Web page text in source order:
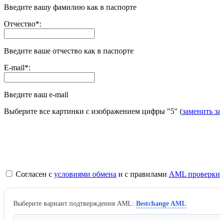
Введите вашу фамилию как в паспорте
Отчество*:
Введите ваше отчество как в паспорте
E-mail*:
Введите ваш e-mail
Выберите все картинки с изображением цифры "5" (заменить
Согласен с условиями обмена и с правилами AML проверки
Выберите вариант подтверждения AML: Bestchange AML